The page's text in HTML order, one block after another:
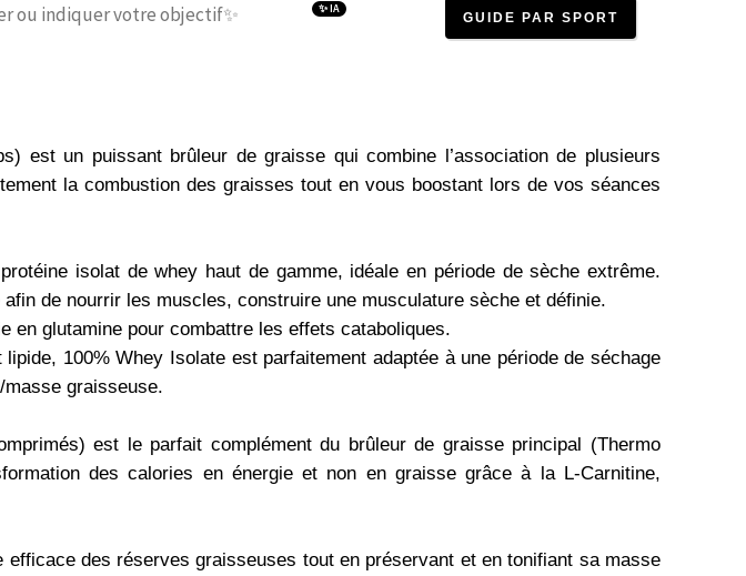
✨ IA
GUIDE PAR SPORT
est un puissant brûleur de graisse qui combine l’association de plusieurs
la combustion des graisses tout en vous boostant lors de vos séances
isolat de whey haut de gamme, idéale en période de sèche extrême.
de nourrir les muscles, construire une musculature sèche et définie.
en glutamine pour combattre les effets cataboliques.
100% Whey Isolate est parfaitement adaptée à une période de séchage
graisseuse.
est le parfait complément du brûleur de graisse principal (Thermo
des calories en énergie et non en graisse grâce à la L-Carnitine,
efficace des réserves graisseuses tout en préservant et en tonifiant sa masse